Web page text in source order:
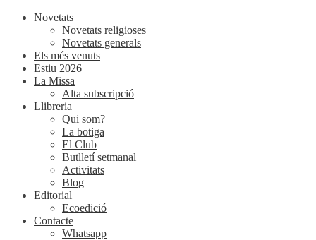
Novetats
Novetats religioses
Novetats generals
Els més venuts
Estiu 2026
La Missa
Alta subscripció
Llibreria
Qui som?
La botiga
El Club
Butlletí setmanal
Activitats
Blog
Editorial
Ecoedició
Contacte
Whatsapp